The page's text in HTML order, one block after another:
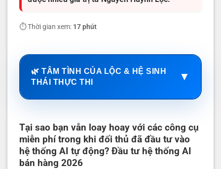
⏱️ Thời gian xem: 17 phút
🌿 TÂM TÌNH CỦA LỘC & HỆ SINH
THÁI THỰC THI
▼
Tại sao bạn vẫn loay hoay với các công cụ
miễn phí trong khi đối thủ đã đầu tư vào
hệ thống AI tự động? Đầu tư hệ thống AI
bán hàng 2026